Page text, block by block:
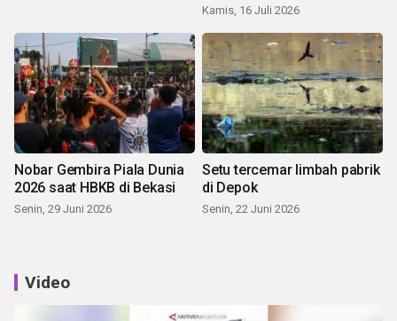
Kamis, 16 Juli 2026
Nobar Gembira Piala Dunia
2026 saat HBKB di Bekasi
Senin, 29 Juni 2026
Setu tercemar limbah pabrik
di Depok
Senin, 22 Juni 2026
Video